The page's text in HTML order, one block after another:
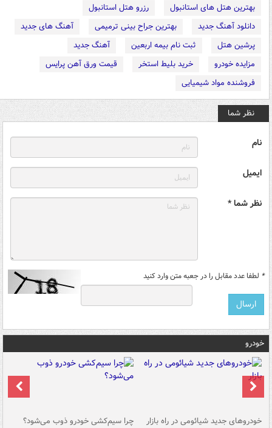
بهترین هتل های استانبول
رزرو هتل استانبول
دانلود آهنگ جدید
بهترین جراح بینی ترمیمی
آهنگ های جدید
پرشین هتل
ثبت نام بیمه اربعین
آهنگ جدید
مزایده خودرو
خرید بلیط استخر
قیمت ورق آهن پرایس
فروشنده مواد شیمیایی
نظر شما
نام
ایمیل
نظر شما *
* لطفا عدد مقابل را در جعبه متن وارد کنید
خودرو
خودروهای جدید شیائومی در راه بازار چرا سیم‌کشی خودرو ذوب می‌شود؟